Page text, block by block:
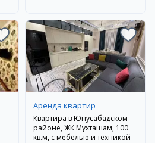
Аренда квартир
Квартира в Юнусабадском
районе, ЖК Мухташам, 100
кв.м, с мебелью и техникой